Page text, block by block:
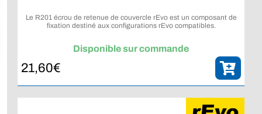
Le R201 écrou de retenue de couvercle rEvo est un composant de
fixation destiné aux configurations rEvo compatibles.
Disponible sur commande
21,60€